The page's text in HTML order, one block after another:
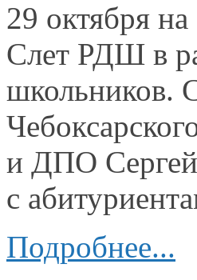
29 октября на
Слет РДШ в
школьников.
и ДПО
с
Подробнее...